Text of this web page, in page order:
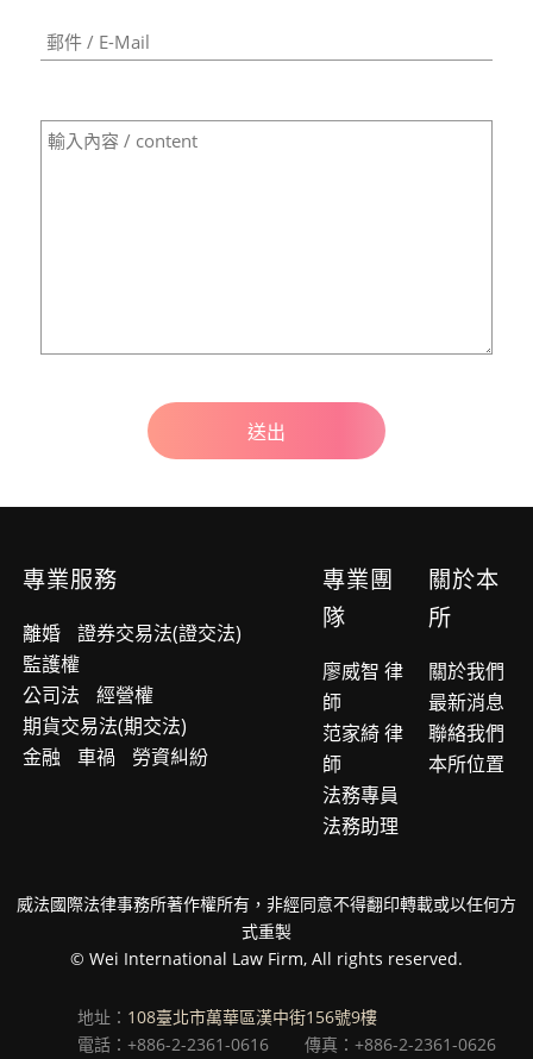
專業服務
離婚
證券交易法(證交法)
監護權
公司法
經營權
期貨交易法(期交法)
金融
車禍 勞資糾紛
專業團
隊
廖威智 律
師
范家綺 律
師
法務專員
法務助理
關於本
所
關於我們
最新消息
聯絡我們
本所位置
威法國際法律事務所著作權所有，非經同意不得翻印轉載或以任何方
式重製
© Wei International Law Firm, All rights reserved.
地址： 108臺北市萬華區漢中街156號9樓
電話：+886-2-2361-0616
傳真：+886-2-2361-0626